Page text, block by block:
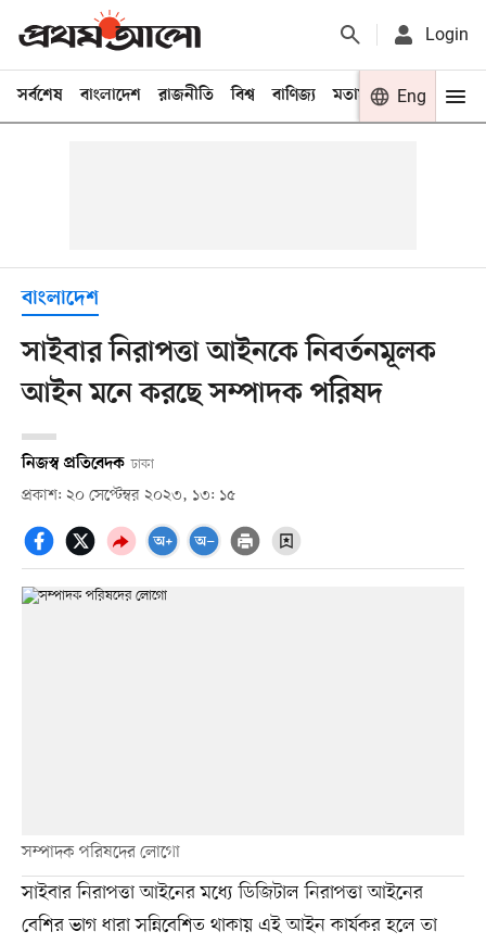
Login
সর্বশেষ বাংলাদেশ রাজনীতি বিশ্ব বাণিজ্য মতামত খেলা
Eng
বাংলাদেশ
সাইবার নিরাপত্তা আইনকে নিবর্তনমূলক
আইন মনে করছে সম্পাদক পরিষদ
নিজস্ব প্রতিবেদক ঢাকা
প্রকাশ: ২০ সেপ্টেম্বর ২০২৩, ১৩: ১৫
সম্পাদক পরিষদের লোগো
সাইবার নিরাপত্তা আইনের মধ্যে ডিজিটাল নিরাপত্তা আইনের
বেশির ভাগ ধারা সন্নিবেশিত থাকায় এই আইন কার্যকর হলে তা